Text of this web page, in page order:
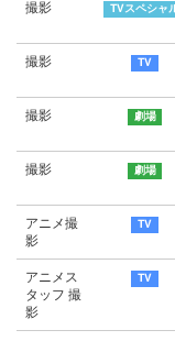
撮影
撮影
撮影
撮影
アニメ撮
影
アニメス
タッフ 撮
影